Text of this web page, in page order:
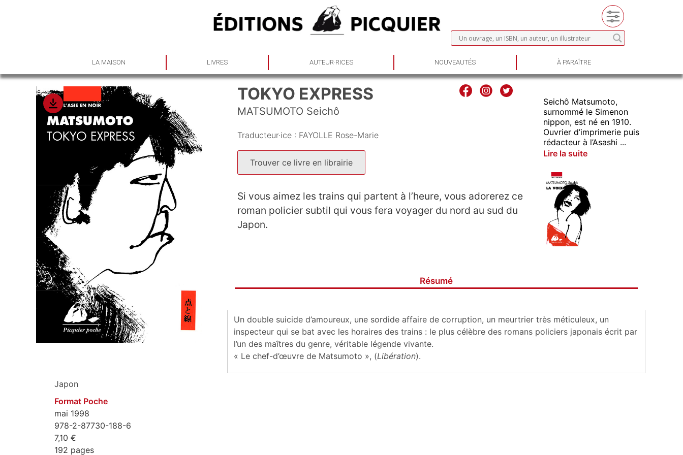
LA MAISON LIVRES AUTEUR·RICES NOUVEAUTÉS À PARAÎTRE
Japon
Format Poche
mai 1998
978-2-87730-188-6
7,10 €
192 pages
TOKYO EXPRESS
MATSUMOTO Seichô
Traducteur·ice : FAYOLLE Rose-Marie
Trouver ce livre en librairie
Si vous aimez les trains qui partent à l’heure, vous adorerez ce
roman policier subtil qui vous fera voyager du nord au sud du
Japon.
Seichô Matsumoto,
surnommé le Simenon
nippon, est né en 1910.
Ouvrier d’imprimerie puis
rédacteur à l’Asashi ...
Lire la suite
Résumé
Un double suicide d’amoureux, une sordide affaire de corruption, un meurtrier très méticuleux, un
inspecteur qui se bat avec les horaires des trains : le plus célèbre des romans policiers japonais écrit par
l’un des maîtres du genre, véritable légende vivante.
« Le chef-d’œuvre de Matsumoto », (Libération).